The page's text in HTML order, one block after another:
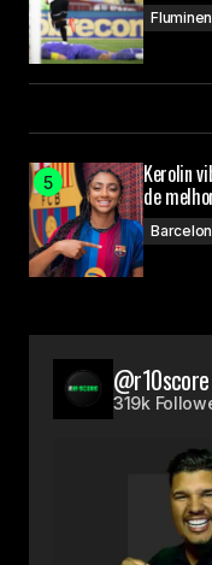
Kerolin
de
@r10score
319k